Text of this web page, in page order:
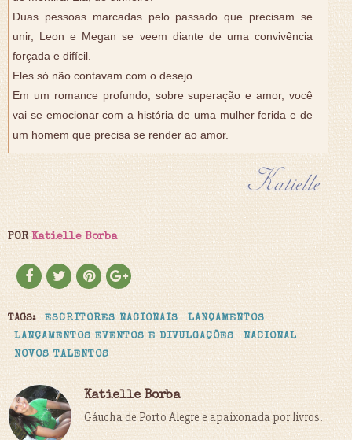
Duas pessoas marcadas pelo passado que precisam se
unir, Leon e Megan se veem diante de uma convivência
forçada e difícil.
Eles só não contavam com o desejo.
Em um romance profundo, sobre superação e amor, você
vai se emocionar com a história de uma mulher ferida e de
um homem que precisa se render ao amor.
PORKatielle Borba
TAGS: ESCRITORES NACIONAIS
LANÇAMENTOS
LANÇAMENTOS EVENTOS E DIVULGAÇÕES
NACIONAL
NOVOS TALENTOS
Katielle Borba
Gáucha de Porto Alegre e apaixonada por livros.